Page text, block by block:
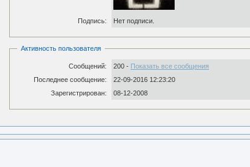
Подпись: Нет подписи.
Активность пользователя
Сообщений: 200 - Показать все сообщения
Последнее сообщение:
22-09-2016 12:23:20
Зарегистрирован:
08-12-2008